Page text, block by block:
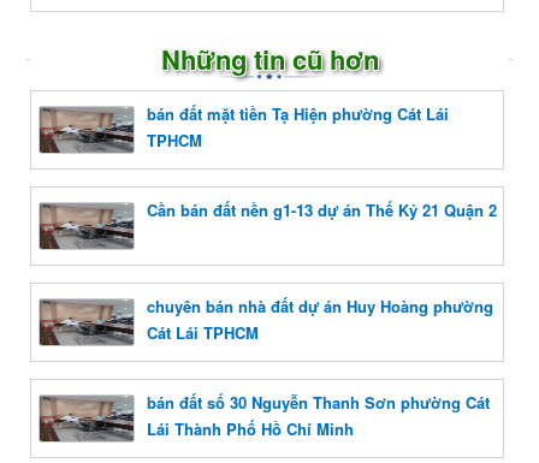
Những tin cũ hơn
bán đất mặt tiền Tạ Hiện phường Cát Lái
TPHCM
Cần bán đất nền g1-13 dự án Thế Kỷ 21 Quận 2
chuyên bán nhà đất dự án Huy Hoàng phường
Cát Lái TPHCM
bán đất số 30 Nguyễn Thanh Sơn phường Cát
Lái Thành Phố Hồ Chí Minh